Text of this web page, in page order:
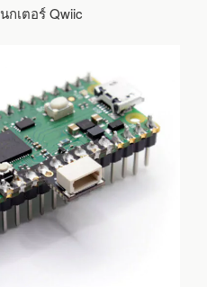
กเตอร์ Qwiic